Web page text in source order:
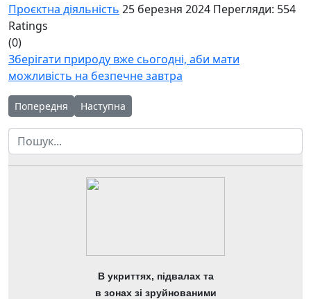
Проєктна діяльність 25 березня 2024 Перегляди: 554
Ratings
(0)
Зберігати природу вже сьогодні, аби мати
можливість на безпечне завтра
Попередня стаття: 11 листопада щорічно відзначається
Попередня Наступна стаття: 20 березня – Всесвітній день
Наступна
Пошук
В укриттях, підвалах та
в зонах зі зруйнованими